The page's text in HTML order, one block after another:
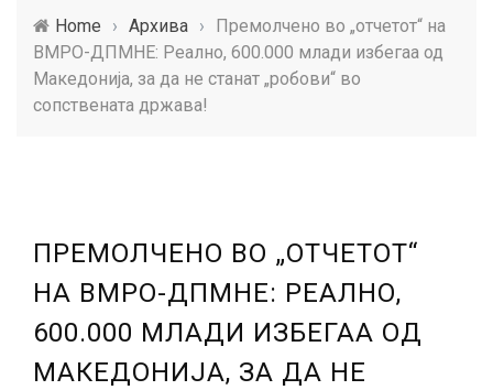
Home › Архива ›
Премолчено во „отчетот“ на
ВМРО-ДПМНЕ: Реално, 600.000 млади избегаа од
Македонија, за да не станат „робови“ во
сопствената држава!
ПРЕМОЛЧЕНО ВО „ОТЧЕТОТ“
НА ВМРО-ДПМНЕ: РЕАЛНО,
600.000 МЛАДИ ИЗБЕГАА ОД
МАКЕДОНИЈА, ЗА ДА НЕ